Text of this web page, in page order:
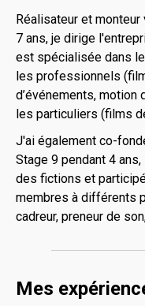
Réalisateur et
7 ans, je dirige
est spécialisée dans
les professionnels
d’événements, motion
les particuliers (films
J'ai également co-
Stage 9 pendant 4
des fictions et
membres à différents
cadreur, preneur de
Mes